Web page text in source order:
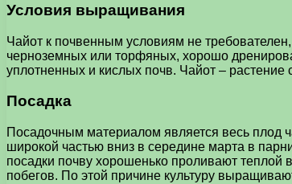
Условия выращивания
Чайот к почвенным условиям не
черноземных или торфяных, хорошо
уплотненных и кислых почв. Чайот – растение
Посадка
Посадочным материалом является весь плод
широкой частью вниз в середине марта в
посадки почву хорошенько проливают теплой
побегов. По этой причине культуру